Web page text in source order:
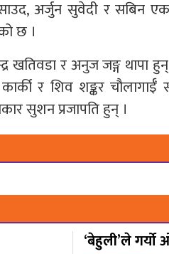
अर्जुन सुवेदी र सबिन
छ ।
खतिवडा र अनुज जङ्ग थापा
र शिव शङ्कर चौलागाईँ
सुशन प्रजापति हुन् ।
‘बेहुली’ले